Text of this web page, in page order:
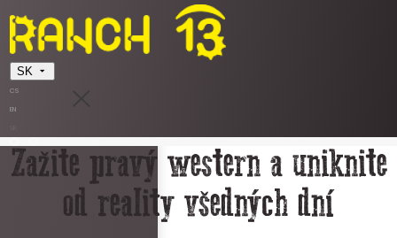
SK
CS
EN
Zažite pravý western a uniknite
od reality všedných dní